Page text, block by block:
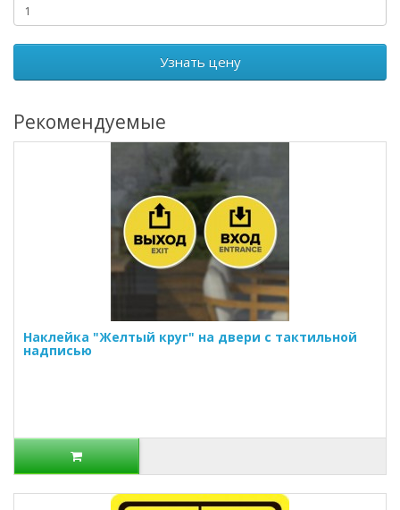
Узнать цену
Рекомендуемые
Наклейка "Желтый круг" на двери с тактильной
надписью